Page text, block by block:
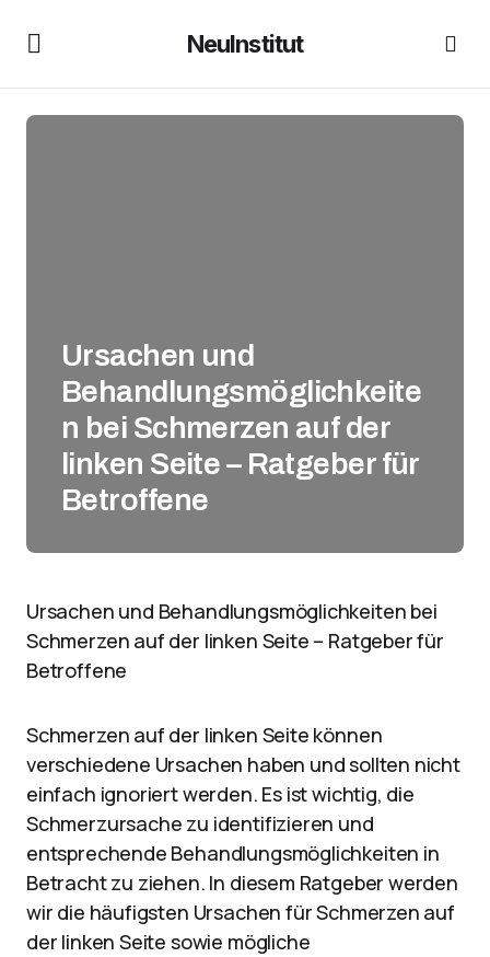
NeuInstitut
Ursachen und
Behandlungsmöglichkeite
n bei Schmerzen auf der
linken Seite – Ratgeber für
Betroffene
Ursachen und Behandlungsmöglichkeiten bei
Schmerzen auf der linken Seite – Ratgeber für
Betroffene
Schmerzen auf der linken Seite können
verschiedene Ursachen haben und sollten nicht
einfach ignoriert werden. Es ist wichtig, die
Schmerzursache zu identifizieren und
entsprechende Behandlungsmöglichkeiten in
Betracht zu ziehen. In diesem Ratgeber werden
wir die häufigsten Ursachen für Schmerzen auf
der linken Seite sowie mögliche